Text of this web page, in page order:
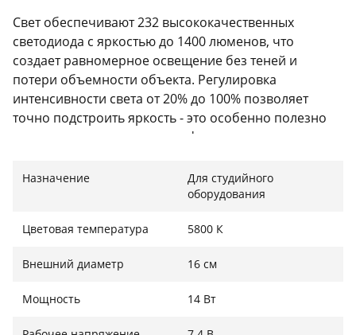
Свет обеспечивают 232 высококачественных
светодиода с яркостью до 1400 люменов, что
создает равномерное освещение без теней и
потери объемности объекта. Регулировка
интенсивности света от 20% до 100% позволяет
точно подстроить яркость - это особенно полезно
для макросъемки, когда диафрагма максимально
влияют на удобство работы с камерой. Семь
использовать устройство с различными
объективами. В комплект также входит
Назначение
Для студийного
оборудования
Цветовая температура 5800 К
Внешний диаметр 16 см
Мощность 14 Вт